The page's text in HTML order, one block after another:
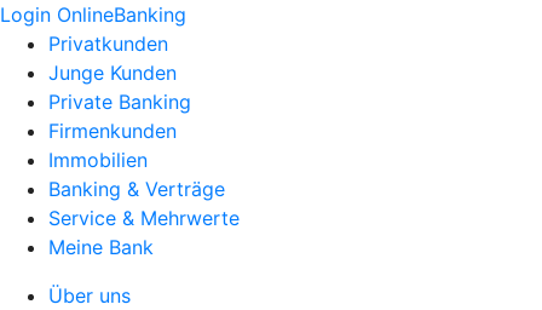
Login OnlineBanking
Privatkunden
Junge Kunden
Private Banking
Firmenkunden
Immobilien
Banking & Verträge
Service & Mehrwerte
Meine Bank
Über uns